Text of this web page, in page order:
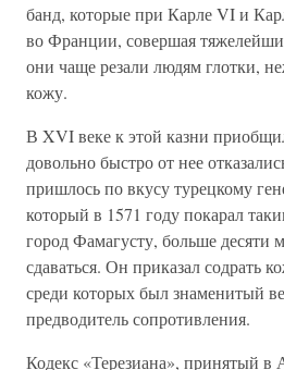
банд, которые при Карле VI и
во Франции, совершая
они чаще резали людям глотки,
кожу.
В XVI веке к этой казни
довольно быстро от нее
пришлось по вкусу турецкому
который в 1571 году покарал
город Фамагусту, больше десяти
сдаваться. Он приказал содрать
среди которых был знаменитый
предводитель сопротивления.
Кодекс «Терезиана», принятый в